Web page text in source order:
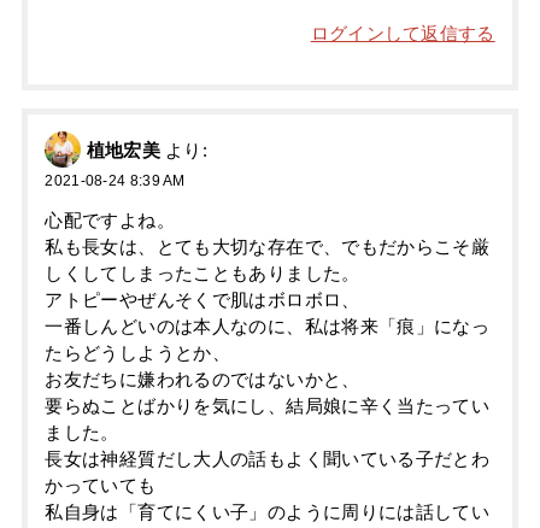
ログインして返信する
植地宏美 より:
2021-08-24 8:39 AM
心配ですよね。
私も長女は、とても大切な存在で、でもだからこそ厳
しくしてしまったこともありました。
アトピーやぜんそくで肌はボロボロ、
一番しんどいのは本人なのに、私は将来「痕」になっ
たらどうしようとか、
お友だちに嫌われるのではないかと、
要らぬことばかりを気にし、結局娘に辛く当たってい
ました。
長女は神経質だし大人の話もよく聞いている子だとわ
かっていても
私自身は「育てにくい子」のように周りには話してい